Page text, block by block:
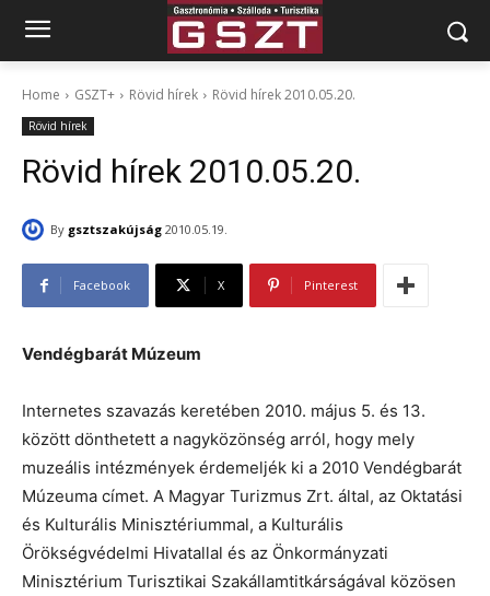
Home GSZT+ Rövid hírek Rövid hírek 2010.05.20.
Rövid hírek
Rövid hírek 2010.05.20.
By gsztszakújság 2010.05.19.
Facebook X Pinterest
Vendégbarát Múzeum
Internetes szavazás keretében 2010. május 5. és 13.
között dönthetett a nagyközönség arról, hogy mely
muzeális intézmények érdemeljék ki a 2010 Vendégbarát
Múzeuma címet. A Magyar Turizmus Zrt. által, az Oktatási
és Kulturális Minisztériummal, a Kulturális
Örökségvédelmi Hivatallal és az Önkormányzati
Minisztérium Turisztikai Szakállamtitkárságával közösen